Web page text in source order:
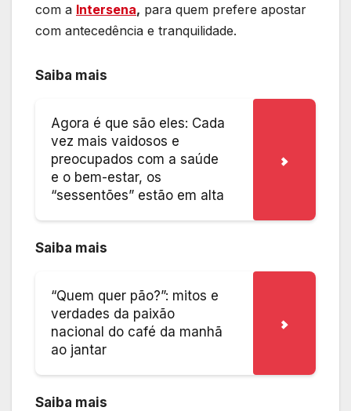
com a Intersena, para quem prefere apostar
com antecedência e tranquilidade.
Saiba mais
Agora é que são eles: Cada
vez mais vaidosos e
preocupados com a saúde
e o bem-estar, os
“sessentões” estão em alta
Saiba mais
“Quem quer pão?”: mitos e
verdades da paixão
nacional do café da manhã
ao jantar
Saiba mais